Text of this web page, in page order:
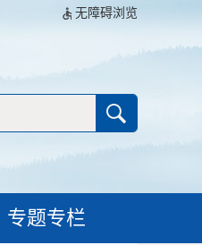
无障碍浏览
专题专栏